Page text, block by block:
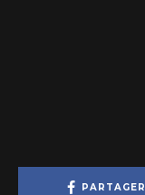
PARTAGER